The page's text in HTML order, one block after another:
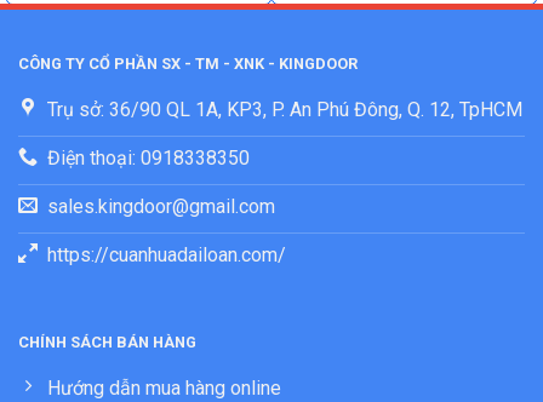
CÔNG TY CỔ PHẦN SX - TM - XNK - KINGDOOR
Trụ sở: 36/90 QL 1A, KP3, P. An Phú Đông, Q. 12, TpHCM
Điện thoại: 0918338350
sales.kingdoor@gmail.com
https://cuanhuadailoan.com/
CHÍNH SÁCH BÁN HÀNG
Hướng dẫn mua hàng online